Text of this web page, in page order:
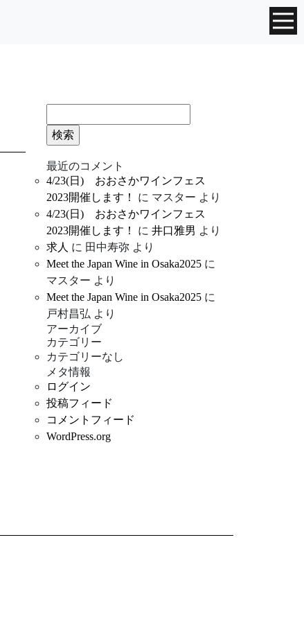
索:
最近のコメント
4/23(日) おおさかワインフェス
2023開催します！
に マスター より
4/23(日) おおさかワインフェス
2023開催します！
に 井口雅男 より
求人 に 田中寿弥 より
Meet the Japan Wine in Osaka2025 に
マスター より
Meet the Japan Wine in Osaka2025 に
戸村昌弘 より
アーカイブ
カテゴリー
カテゴリーなし
メタ情報
ログイン
投稿フィード
コメントフィード
WordPress.org